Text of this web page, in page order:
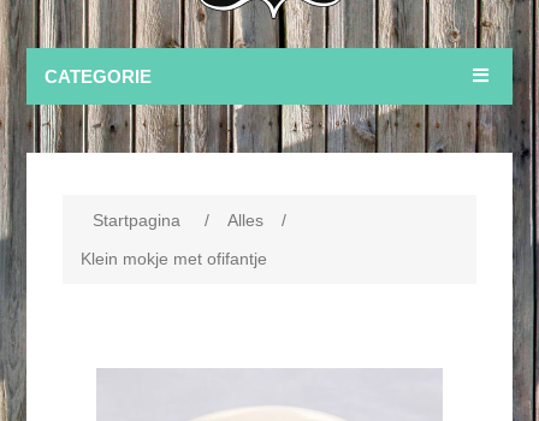
CATEGORIE
Startpagina / Alles
/
Klein mokje met ofifantje